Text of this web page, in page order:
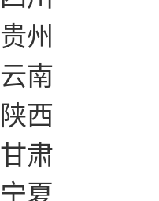
贵州
云南
陕西
甘肃
宁夏